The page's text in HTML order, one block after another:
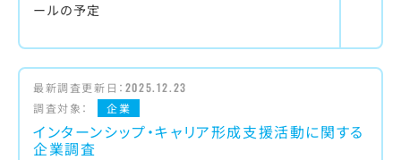
ールの予定
最新調査更新日： 2025.12.23
調査対象：
企業
インターンシップ・キャリア形成支援活動に関する
企業調査